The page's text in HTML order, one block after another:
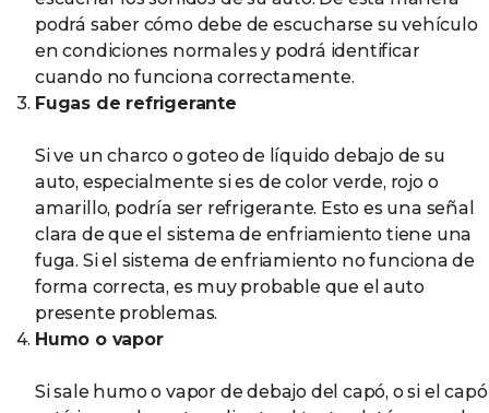
podrá saber cómo debe de escucharse su vehículo
en condiciones normales y podrá identificar
cuando no funciona correctamente.
Fugas de refrigerante
Si ve un charco o goteo de líquido debajo de su
auto, especialmente si es de color verde, rojo o
amarillo, podría ser refrigerante. Esto es una señal
clara de que el sistema de enfriamiento tiene una
fuga. Si el sistema de enfriamiento no funciona de
forma correcta, es muy probable que el auto
presente problemas.
Humo o vapor
Si sale humo o vapor de debajo del capó, o si el capó